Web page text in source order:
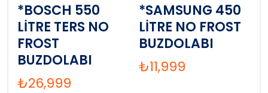
*BOSCH 550
LİTRE TERS NO
FROST
BUZDOLABI
₺26,999
*SAMSUNG 450
LİTRE NO FROST
BUZDOLABI
₺11,999